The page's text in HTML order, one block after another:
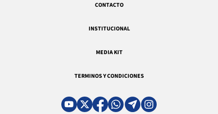
CONTACTO
INSTITUCIONAL
MEDIA KIT
TERMINOS Y CONDICIONES